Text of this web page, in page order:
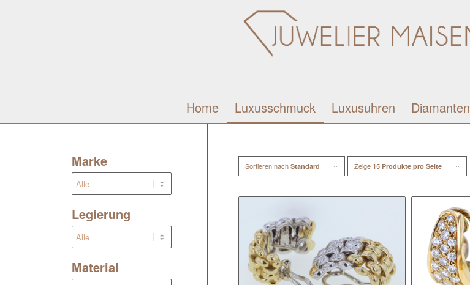
Home Luxusschmuck Luxusuhren Diamanten
Sortieren nachStandard Zeige15 Produkte pro Seite
Marke
Legierung
Material